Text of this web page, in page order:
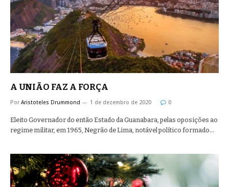
A UNIÃO FAZ A FORÇA
Por Aristoteles Drummond 1 de dezembro de 2020 0
Eleito Governador do então Estado da Guanabara, pelas oposições ao
regime militar, em 1965, Negrão de Lima, notável político formado…